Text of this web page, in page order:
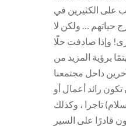
على الكثيرين في
حياتهم … ولكن لا
وإذا صادفت حلًا
برؤية المزيد من
داخل مجتمعنا
رائد أعمال أو
تاجرا ، وكذلك
قادرًا على السير